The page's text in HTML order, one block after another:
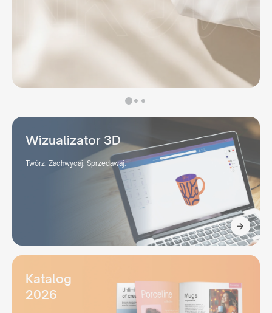
Wizualizator 3D
Twórz. Zachwycaj. Sprzedawaj.
Katalog
2026